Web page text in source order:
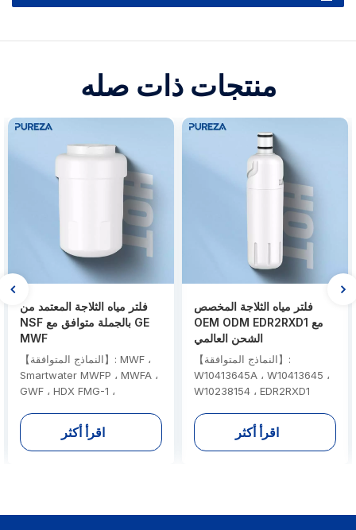
منتجات ذات صله
فلتر مياه الثلاجة المعتمد من
NSF بالجملة متوافق مع GE
MWF
【النماذج المتوافقة】: MWF ،
Smartwater MWFP ، MWFA ،
GWF ، HDX FMG-1 ،
197D6321P006 ، Kenmore
9991 【شهادة】: NSF 42 و 53
معتمد من NSF و IAPMO 、
التخصيص الكاملة】: مرشح
اقرأ أكثر
فلتر مياه الثلاجة المخصص
OEM ODM EDR2RXD1 مع
الشحن العالمي
【النماذج المتوافقة】:
W10413645A ، W10413645 ،
W10238154 ، EDR2RXD1
من NSF و IAPMO 、 EPA
【مهلة الرصاص السائبة】: 12-
15 يوما 【خيارات التخصيص
المنتج وتخصيص وظائفه وتحسين
اقرأ أكثر